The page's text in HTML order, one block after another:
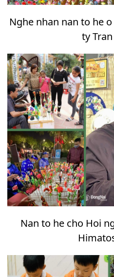
Nghe nhan nan to he
ty
Nan to he cho Hoi